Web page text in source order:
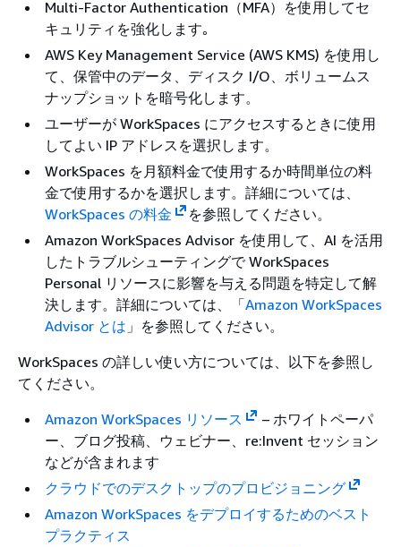
Multi-Factor Authentication（MFA）を使用してセ
キュリティを強化します｡
AWS Key Management Service (AWS KMS) を使用し
て、保管中のデータ、ディスク I/O、ボリュームス
ナップショットを暗号化します。
ユーザーが WorkSpaces にアクセスするときに使用
してよい IP アドレスを選択します。
WorkSpaces を月額料金で使用するか時間単位の料
金で使用するかを選択します。詳細については、
WorkSpaces の料金
を参照してください。
Amazon WorkSpaces Advisor を使用して、AI を活用
したトラブルシューティングで WorkSpaces
Personal リソースに影響を与える問題を特定して解
決します。詳細については、「Amazon WorkSpaces
Advisor とは 」を参照してください。
WorkSpaces の詳しい使い方については、以下を参照し
てください。
Amazon WorkSpaces リソース
– ホワイトペーパ
ー、ブログ投稿、ウェビナー、re:Invent セッション
などが含まれます
クラウドでのデスクトップのプロビジョニング
Amazon WorkSpaces をデプロイするためのベスト
プラクティス